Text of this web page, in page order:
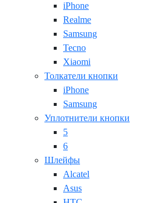
iPhone
Realme
Samsung
Tecno
Xiaomi
Толкатели кнопки
iPhone
Samsung
Уплотнители кнопки
5
6
Шлейфы
Alcatel
Asus